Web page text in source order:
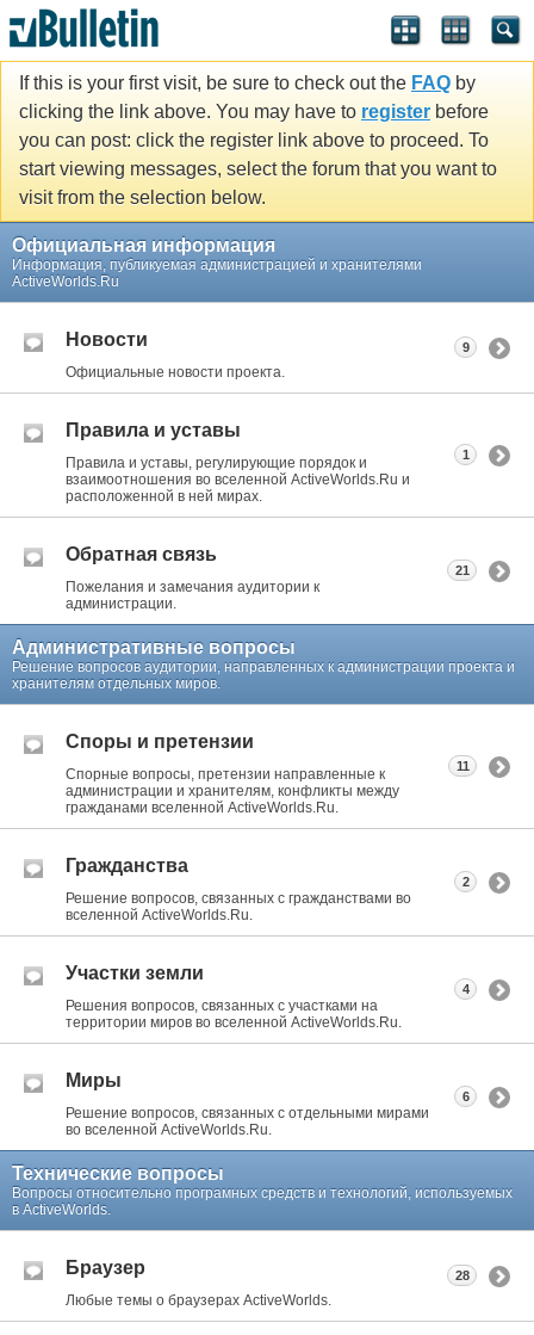
If this is your first visit, be sure to check out the FAQ by
clicking the link above. You may have to register before
you can post: click the register link above to proceed. To
start viewing messages, select the forum that you want to
visit from the selection below.
Официальная информация
Информация, публикуемая администрацией и хранителями
ActiveWorlds.Ru
Новости
Официальные новости проекта.
9
Правила и уставы
Правила и уставы, регулирующие порядок и
взаимоотношения во вселенной ActiveWorlds.Ru и
расположенной в ней мирах.
1
Обратная связь
Пожелания и замечания аудитории к
администрации.
21
Административные вопросы
Решение вопросов аудитории, направленных к администрации проекта и
хранителям отдельных миров.
Споры и претензии
Спорные вопросы, претензии направленные к
администрации и хранителям, конфликты между
гражданами вселенной ActiveWorlds.Ru.
11
Гражданства
Решение вопросов, связанных с гражданствами во
вселенной ActiveWorlds.Ru.
2
Участки земли
Решения вопросов, связанных с участками на
территории миров во вселенной ActiveWorlds.Ru.
4
Миры
Решение вопросов, связанных с отдельными мирами
во вселенной ActiveWorlds.Ru.
6
Технические вопросы
Вопросы относительно програмных средств и технологий, используемых
в ActiveWorlds.
Браузер
Любые темы о браузерах ActiveWorlds.
28